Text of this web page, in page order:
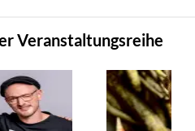
Veranstaltungsreihe